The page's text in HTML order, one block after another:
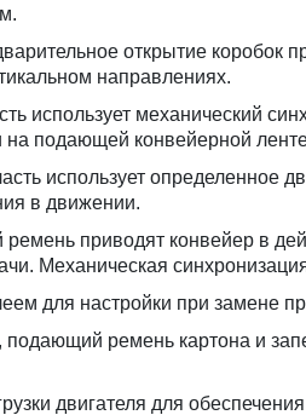
открытие коробок
направлениях.
использует механический
подающей конвейерной
использует определенное
в движении.
приводят конвейер в
Механическая
для настройки при замене
ремень картона и
двигателя для